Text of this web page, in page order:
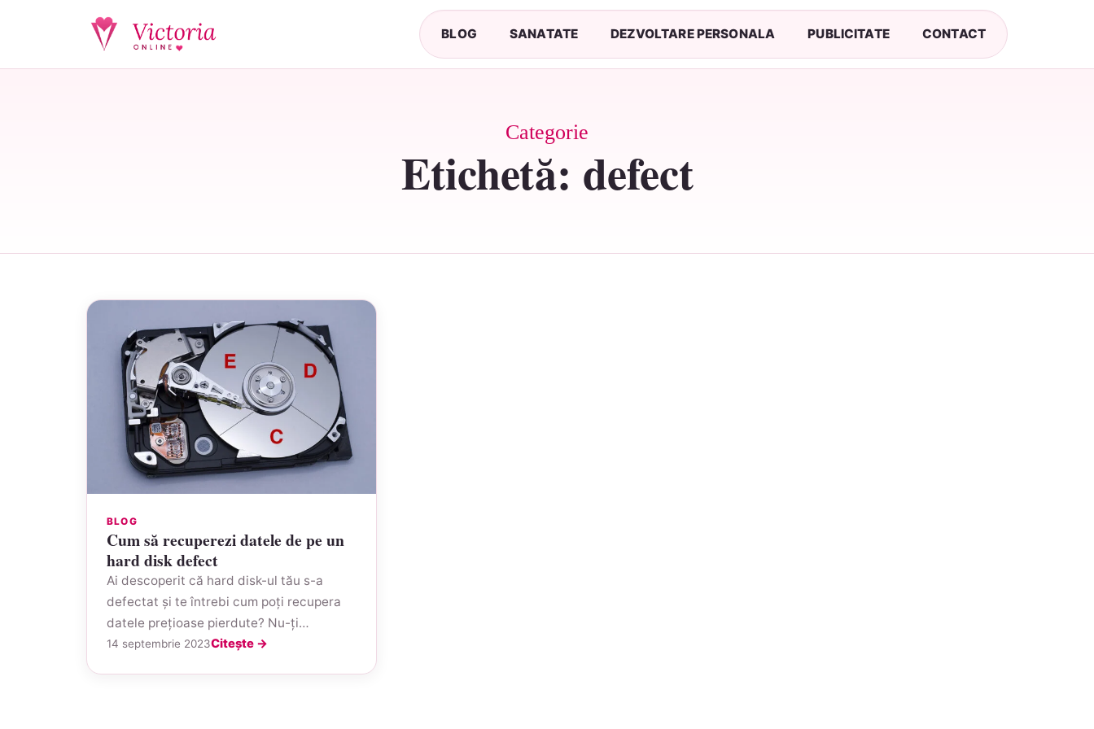
BLOG SANATATE DEZVOLTARE PERSONALA PUBLICITATE CONTACT
Categorie
Etichetă: defect
BLOG
Cum să recuperezi datele de pe un
hard disk defect
‍Ai descoperit că hard disk-ul tău s-a
defectat și te întrebi cum poți recupera
datele prețioase pierdute? Nu-ți…
14 septembrie 2023Citește →